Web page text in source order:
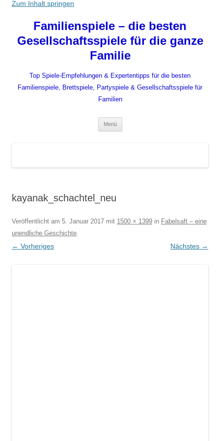
Zum Inhalt springen
Familienspiele – die besten
Gesellschaftsspiele für die ganze
Familie
Top Spiele-Empfehlungen & Expertentipps für die besten
Familienspiele, Brettspiele, Partyspiele & Gesellschaftsspiele für
Familien
Menü
kayanak_schachtel_neu
Veröffentlicht am 5. Januar 2017 mit 1500 × 1399 in Fabelsaft – eine
unendliche Geschichte.
← Vorheriges Nächstes →